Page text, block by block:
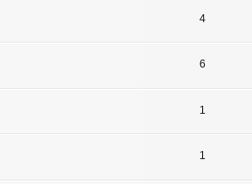
4
6
1
1